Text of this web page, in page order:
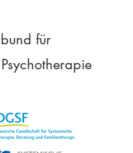
für